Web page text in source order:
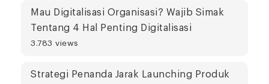
Mau Digitalisasi Organisasi? Wajib Simak
Tentang 4 Hal Penting Digitalisasi
3.783 views
Strategi Penanda Jarak Launching Produk